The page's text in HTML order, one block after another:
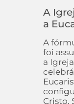
A
a
A
foi
a
Cristo.